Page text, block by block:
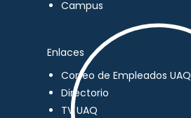
Campus
Enlaces
Correo de Empleados UAQ
Directorio
TV UAQ